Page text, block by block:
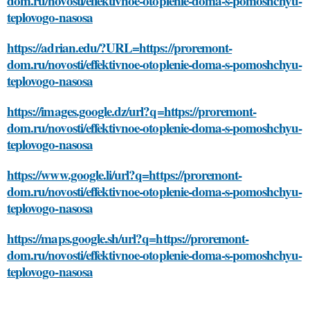
teplovogo-nasosa
https://adrian.edu/?URL=https://proremont-
dom.ru/novosti/effektivnoe-otoplenie-doma-s-pomoshchyu-
teplovogo-nasosa
https://images.google.dz/url?q=https://proremont-
dom.ru/novosti/effektivnoe-otoplenie-doma-s-pomoshchyu-
teplovogo-nasosa
https://www.google.li/url?q=https://proremont-
dom.ru/novosti/effektivnoe-otoplenie-doma-s-pomoshchyu-
teplovogo-nasosa
https://maps.google.sh/url?q=https://proremont-
dom.ru/novosti/effektivnoe-otoplenie-doma-s-pomoshchyu-
teplovogo-nasosa